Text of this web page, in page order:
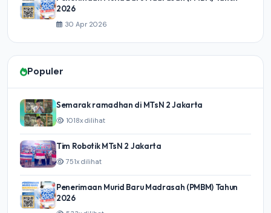
2026
30 Apr 2026
Populer
Semarak ramadhan di MTsN 2 Jakarta
1018x dilihat
Tim Robotik MTsN 2 Jakarta
751x dilihat
Penerimaan Murid Baru Madrasah (PMBM) Tahun
2026